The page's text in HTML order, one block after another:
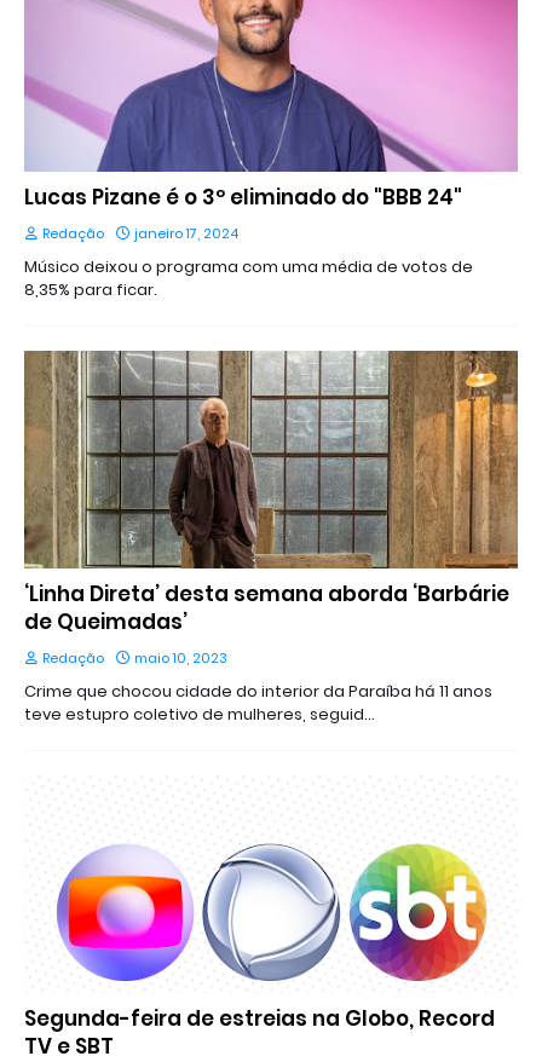
Lucas Pizane é o 3º eliminado do "BBB 24"
Redação janeiro 17, 2024
Músico deixou o programa com uma média de votos de
8,35% para ficar.
‘Linha Direta’ desta semana aborda ‘Barbárie
de Queimadas’
Redação maio 10, 2023
Crime que chocou cidade do interior da Paraíba há 11 anos
teve estupro coletivo de mulheres, seguid…
Segunda-feira de estreias na Globo, Record
TV e SBT